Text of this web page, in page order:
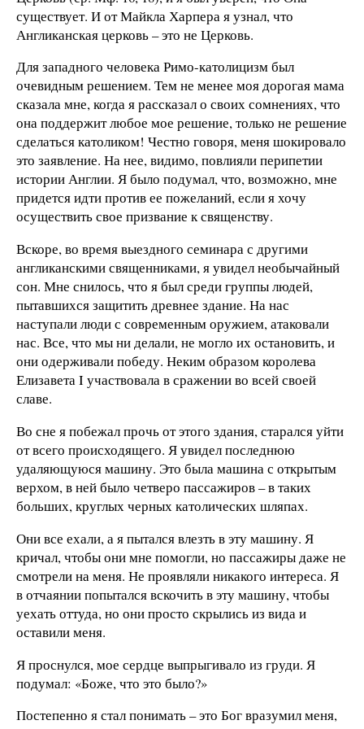
существует. И от Майкла Харпера я узнал, что
Англиканская церковь – это не Церковь.
Для западного человека Римо-католицизм был
очевидным решением. Тем не менее моя дорогая мама
сказала мне, когда я рассказал о своих сомнениях, что
она поддержит любое мое решение, только не решение
сделаться католиком! Честно говоря, меня шокировало
это заявление. На нее, видимо, повлияли перипетии
истории Англии. Я было подумал, что, возможно, мне
придется идти против ее пожеланий, если я хочу
осуществить свое призвание к священству.
Вскоре, во время выездного семинара с другими
англиканскими священниками, я увидел необычайный
сон. Мне снилось, что я был среди группы людей,
пытавшихся защитить древнее здание. На нас
наступали люди с современным оружием, атаковали
нас. Все, что мы ни делали, не могло их остановить, и
они одерживали победу. Неким образом королева
Елизавета I участвовала в сражении во всей своей
славе.
Во сне я побежал прочь от этого здания, старался уйти
от всего происходящего. Я увидел последнюю
удаляющуюся машину. Это была машина с открытым
верхом, в ней было четверо пассажиров – в таких
больших, круглых черных католических шляпах.
Они все ехали, а я пытался влезть в эту машину. Я
кричал, чтобы они мне помогли, но пассажиры даже не
смотрели на меня. Не проявляли никакого интереса. Я
в отчаянии попытался вскочить в эту машину, чтобы
уехать оттуда, но они просто скрылись из вида и
оставили меня.
Я проснулся, мое сердце выпрыгивало из груди. Я
подумал: «Боже, что это было?»
Постепенно я стал понимать – это Бог вразумил меня,